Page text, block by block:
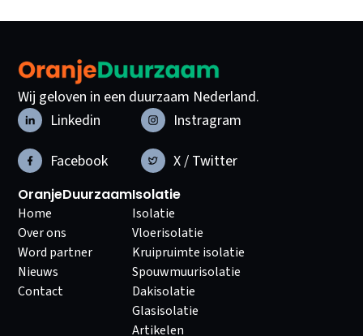
Wij geloven in een duurzaam Nederland.
Linkedin
Instragram
Facebook
X / Twitter
OranjeDuurzaam
Home
Over ons
Word partner
Nieuws
Contact
Isolatie
Isolatie
Vloerisolatie
Kruipruimte isolatie
Spouwmuurisolatie
Dakisolatie
Glasisolatie
Artikelen